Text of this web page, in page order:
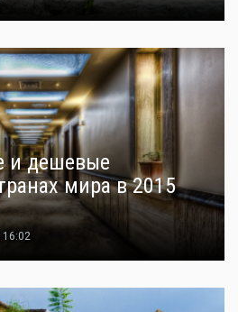
и дешевые
мира в 2015
16:02